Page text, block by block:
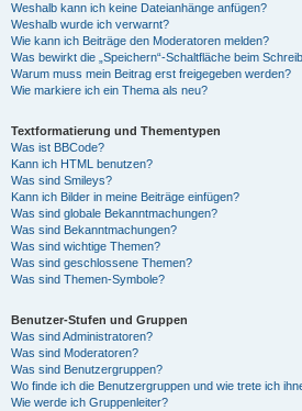
Weshalb kann ich keine Dateianhänge anfügen?
Weshalb wurde ich verwarnt?
Wie kann ich Beiträge den Moderatoren melden?
Was bewirkt die „Speichern“-Schaltfläche beim
Warum muss mein Beitrag erst freigegeben werden?
Wie markiere ich ein Thema als neu?
Textformatierung und Thementypen
Was ist BBCode?
Kann ich HTML benutzen?
Was sind Smileys?
Kann ich Bilder in meine Beiträge einfügen?
Was sind globale Bekanntmachungen?
Was sind Bekanntmachungen?
Was sind wichtige Themen?
Was sind geschlossene Themen?
Was sind Themen-Symbole?
Benutzer-Stufen und Gruppen
Was sind Administratoren?
Was sind Moderatoren?
Was sind Benutzergruppen?
Wo finde ich die Benutzergruppen und wie trete ich
Wie werde ich Gruppenleiter?